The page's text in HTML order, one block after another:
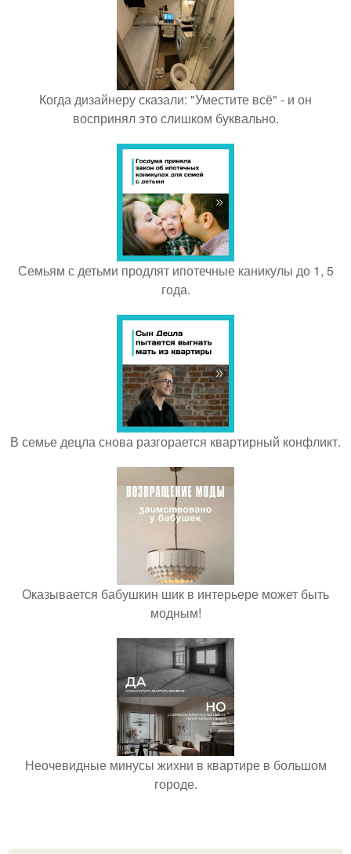
Когда дизайнеру сказали: "Уместите всё" - и он
воспринял это слишком буквально.
Семьям с детьми продлят ипотечные каникулы до 1, 5
года.
В семье децла снова разгорается квартирный конфликт.
Оказывается бабушкин шик в интерьере может быть
модным!
Неочевидные минусы жихни в квартире в большом
городе.